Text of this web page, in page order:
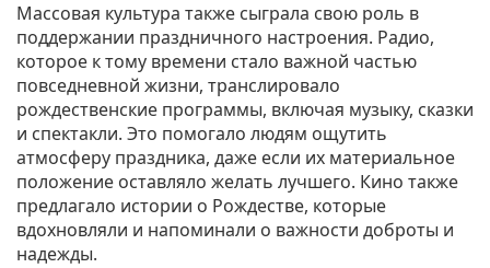
Массовая культура также сыграла свою роль в
поддержании праздничного настроения. Радио,
которое к тому времени стало важной частью
повседневной жизни, транслировало
рождественские программы, включая музыку, сказки
и спектакли. Это помогало людям ощутить
атмосферу праздника, даже если их материальное
положение оставляло желать лучшего. Кино также
предлагало истории о Рождестве, которые
вдохновляли и напоминали о важности доброты и
надежды.